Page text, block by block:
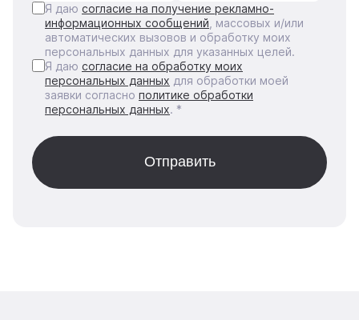
Я даю согласие на получение рекламно-
информационных сообщений , массовых и/или
автоматических вызовов и обработку моих
персональных данных для указанных целей.
Я даю согласие на обработку моих
персональных данных для обработки моей
заявки согласно политике обработки
персональных данных. *